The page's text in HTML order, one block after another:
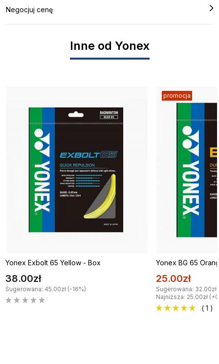
Negocjuj cenę
Inne od Yonex
Yonex Exbolt 65 Yellow - Box
38.00zł
Sugerowana: 45.00zł (-16%)
promocja
Yonex BG 65
25.00zł
Sugerowana: 32.00zł
Najniższa: 25.00zł
( 1 )